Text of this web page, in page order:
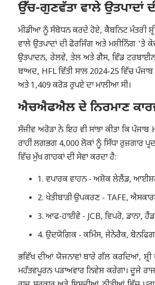
ਉੱਚ-ਗੁਣਵੱਤਾ ਵਾਲੇ ਉਤਪਾਦਾਂ
ਮੀਡੀਆ ਨੂੰ ਸੰਬੋਧਨ ਕਰਦੇ ਹੋਏ, ਕੈਬਨਿਟ ਮੰਤਰੀ
ਵਾਲੇ ਉਤਪਾਦਾਂ ਦੀ ਫੋਰਜਿੰਗ ਅਤੇ ਮਸ਼ੀਨਿੰਗ 'ਤੇ
ਉਤਪਾਦਨ, ਰੇਲਵੇ, ਤੇਲ ਅਤੇ ਗੈਸ, ਵਿੰਡ
ਬਾਅਦ, HFL ਵਿੱਤੀ ਸਾਲ 2024-25 ਵਿੱਚ
ਅਤੇ 1,409 ਕਰੋੜ ਰੁਪਏ ਦਾ ਮਾਲੀਆ ਸੀ।
ਐਚਐਫਐਲ ਦੇ ਨਿਰਮਾਣ
ਸੰਜੀਵ ਅਰੋੜਾ ਨੇ ਇਹ ਵੀ ਸਾਂਝਾ ਕੀਤਾ ਕਿ
ਰਾਹੀਂ ਲਗਭਗ 4,000 ਲੋਕਾਂ ਨੂੰ ਸਿੱਧਾ ਰੁਜ਼ਗਾਰ
ਵਿੱਚ ਮੁੱਖ ਗਾਹਕਾਂ ਦੀ ਸੇਵਾ ਕਰਦਾ ਹੈ:
1. ਵਪਾਰਕ ਵਾਹਨ - ਅਸ਼ੋਕ ਲੇਲੈਂਡ,
2. ਖੇਤੀਬਾੜੀ ਉਪਕਰਣ - TAFE,
3. ਆਫ-ਹਾਈਵੇ - JCB, ਵਿਪਰੋ, ਡਾਨਾ,
4. ਉਦਯੋਗਿਕ - ਕਮਿੰਸ, ਜੇਨੇਰੈਕ,
ਭਵਿੱਖ ਦੀਆਂ ਯੋਜਨਾਵਾਂ ਬਾਰੇ ਗੱਲ ਕਰਦਿਆਂ,
ਮਹੱਤਵਪੂਰਨ ਪੜਾਅਵਾਰ ਨਿਵੇਸ਼ ਕਰੇਗਾ। ਦੂਜੇ